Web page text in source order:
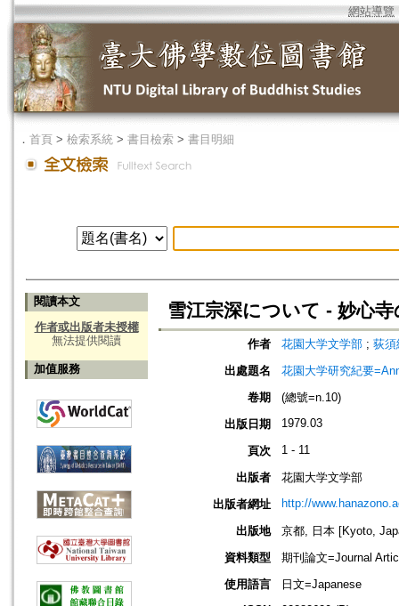
網站導覽
． 首頁 > 檢索系統 > 書目檢索 > 書目明細
閱讀本文
作者或出版者未授權
無法提供閱讀
加值服務
雪江宗深について - 妙心
作者 花園大学文学部 ; 荻須
出處題名
花園大学研究紀要
卷期
(總號=n.10)
出版日期
1979.03
頁次 1 - 11
出版者
花園大学文学部
出版者網址
http://
出版地
京都, 日本 [Kyoto,
資料類型
期刊論文=Journal
使用語言
日文=Japanese